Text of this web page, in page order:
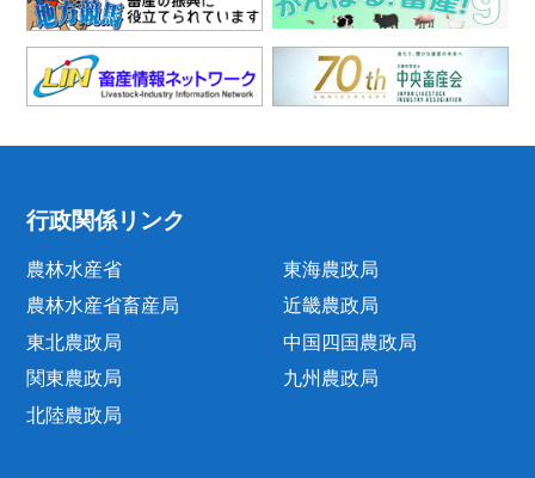
行政関係リンク
農林水産省
農林水産省畜産局
東北農政局
関東農政局
北陸農政局
東海農政局
近畿農政局
中国四国農政局
九州農政局